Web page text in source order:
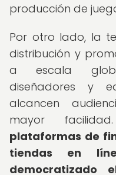
producción de
Por otro lado, la
distribución y
a escala
diseñadores y
alcancen
mayor
plataformas de
tiendas en
democratizado